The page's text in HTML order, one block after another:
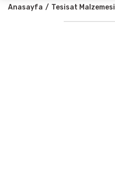
Anasayfa Tesisat Malzemesi